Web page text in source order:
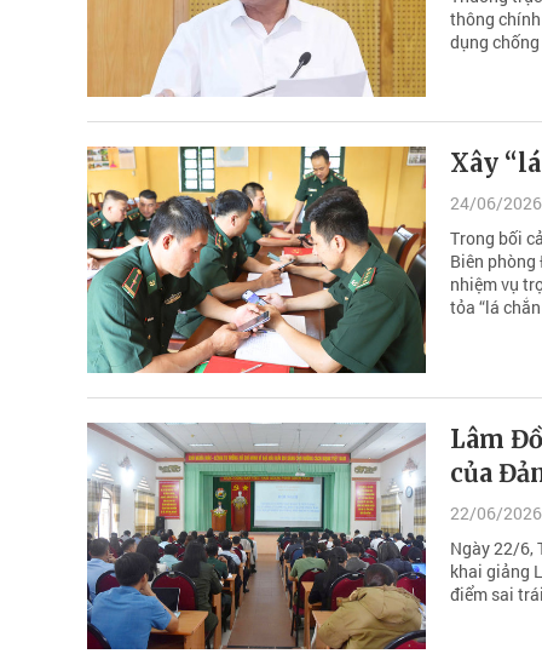
thông
dụng
Xây
24/06/
Trong bối
Biên
nhiệm vụ
tỏa “lá
Lâm
của
22/06/
Ngày 22/6,
khai giảng
điểm sai